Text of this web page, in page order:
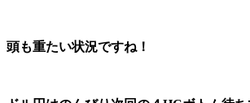
頭も重たい状況ですね！